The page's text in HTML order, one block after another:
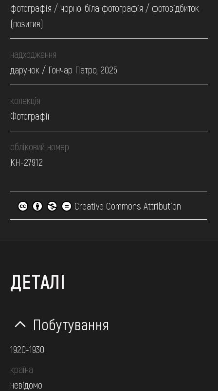
фотографія / чорно-біла фотографія / фотовідбиток
(позитив)
надходження
дарунок / Гончар Петро, 2025
колекція
Фотографії
обліковий номер
КН-27912
Creative Commons Attribution
ДЕТАЛІ
Побутування
1920-1930
країна
невідомо